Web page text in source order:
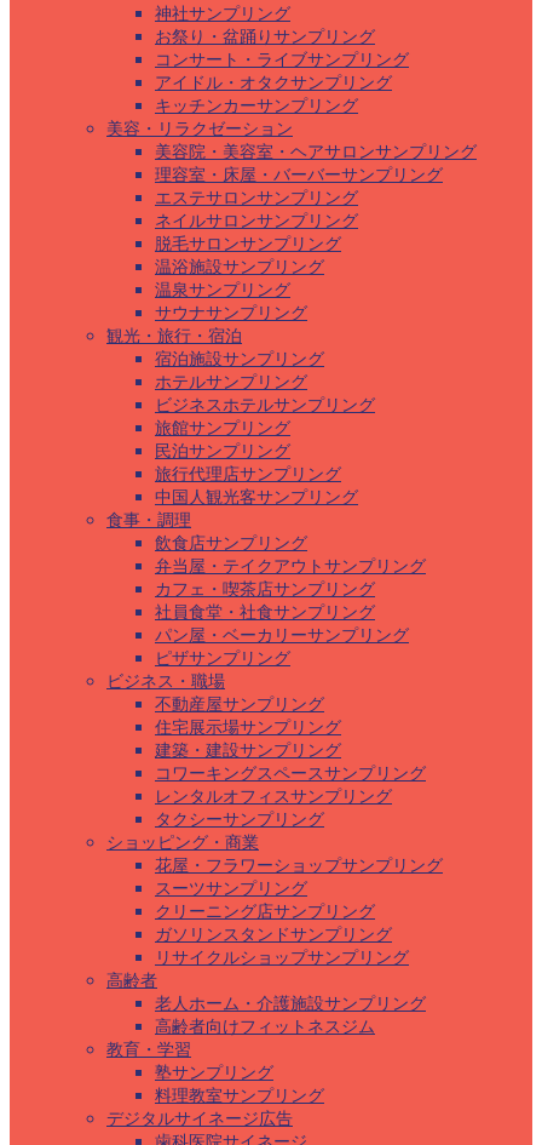
神社サンプリング
お祭り・盆踊りサンプリング
コンサート・ライブサンプリング
アイドル・オタクサンプリング
キッチンカーサンプリング
美容・リラクゼーション
美容院・美容室・ヘアサロンサンプリング
理容室・床屋・バーバーサンプリング
エステサロンサンプリング
ネイルサロンサンプリング
脱毛サロンサンプリング
温浴施設サンプリング
温泉サンプリング
サウナサンプリング
観光・旅行・宿泊
宿泊施設サンプリング
ホテルサンプリング
ビジネスホテルサンプリング
旅館サンプリング
民泊サンプリング
旅行代理店サンプリング
中国人観光客サンプリング
食事・調理
飲食店サンプリング
弁当屋・テイクアウトサンプリング
カフェ・喫茶店サンプリング
社員食堂・社食サンプリング
パン屋・ベーカリーサンプリング
ピザサンプリング
ビジネス・職場
不動産屋サンプリング
住宅展示場サンプリング
建築・建設サンプリング
コワーキングスペースサンプリング
レンタルオフィスサンプリング
タクシーサンプリング
ショッピング・商業
花屋・フラワーショップサンプリング
スーツサンプリング
クリーニング店サンプリング
ガソリンスタンドサンプリング
リサイクルショップサンプリング
高齢者
老人ホーム・介護施設サンプリング
高齢者向けフィットネスジム
教育・学習
塾サンプリング
料理教室サンプリング
デジタルサイネージ広告